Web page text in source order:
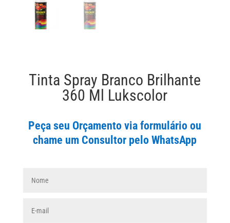
Tinta Spray Branco Brilhante
360 Ml Lukscolor
Peça seu Orçamento via formulário ou
chame um Consultor pelo WhatsApp